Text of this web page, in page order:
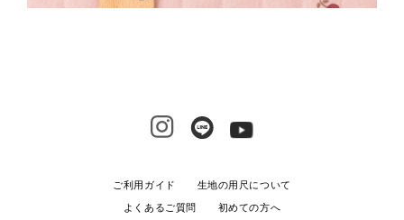
ご利用ガイド 生地の用尺について
よくあるご質問 初めての方へ